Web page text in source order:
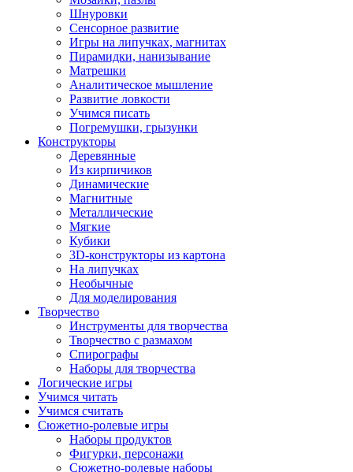
Шнуровки
Сенсорное развитие
Игры на липучках, магнитах
Пирамидки, нанизывание
Матрешки
Аналитическое мышление
Развитие ловкости
Учимся писать
Погремушки, грызунки
Конструкторы
Деревянные
Из кирпичиков
Динамические
Магнитные
Металлические
Мягкие
Кубики
3D-конструкторы из картона
На липучках
Необычные
Для моделирования
Творчество
Инструменты для творчества
Творчество с размахом
Спирографы
Наборы для творчества
Логические игры
Учимся читать
Учимся считать
Сюжетно-ролевые игры
Наборы продуктов
Фигурки, персонажи
Сюжетно-ролевые наборы